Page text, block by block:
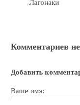
Лагонаки
Комментариев
Добавить
Ваше имя: